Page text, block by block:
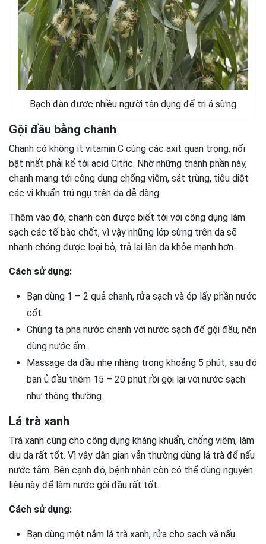
Bạch đàn được nhiều người tận dụng để trị á sừng
Gội đầu bằng chanh
Chanh có không ít vitamin C cùng các axit quan trọng, nổi
bật nhất phải kể tới acid Citric. Nhờ những thành phần này,
chanh mang tới công dụng chống viêm, sát trùng, tiêu diệt
các vi khuẩn trú ngụ trên da dễ dàng.
Thêm vào đó, chanh còn được biết tới với công dụng làm
sạch các tế bào chết, vì vậy những lớp sừng trên da sẽ
nhanh chóng được loại bỏ, trả lại làn da khỏe mạnh hơn.
Cách sử dụng:
Bạn dùng 1 – 2 quả chanh, rửa sạch và ép lấy phần nước
cốt.
Chúng ta pha nước chanh với nước sạch để gội đầu, nên
dùng nước ấm.
Massage da đầu nhẹ nhàng trong khoảng 5 phút, sau đó
bạn ủ đầu thêm 15 – 20 phút rồi gội lại với nước sạch
như thông thường.
Lá trà xanh
Trà xanh cũng cho công dụng kháng khuẩn, chống viêm, làm
dịu da rất tốt. Vì vậy dân gian vẫn thường dùng lá trà để nấu
nước tắm. Bên cạnh đó, bệnh nhân còn có thể dùng nguyên
liệu này để làm nước gội đầu rất tốt.
Cách sử dụng:
Bạn dùng một nắm lá trà xanh, rửa cho sạch và nấu